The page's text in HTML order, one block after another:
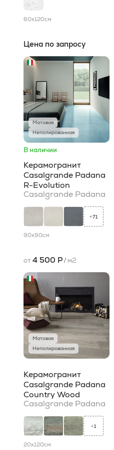
60x120см
Цена по запросу
Матовая
Неполированная
В наличии
Керамогранит
Casalgrande Padana
R-Evolution
Casalgrande Padana
+71
90x90см
от 4 500 Р/ м2
Матовая
Неполированная
Керамогранит
Casalgrande Padana
Country Wood
Casalgrande Padana
+1
20x120см